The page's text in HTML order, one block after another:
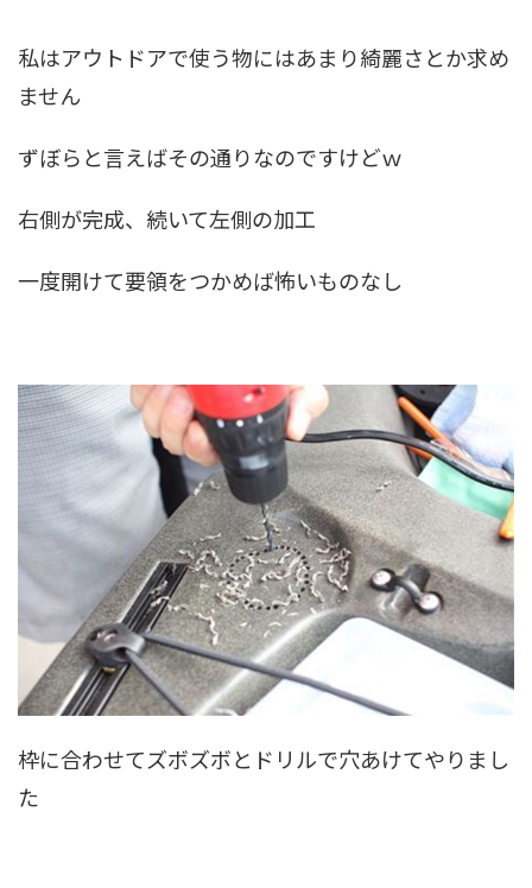
私はアウトドアで使う物にはあまり綺麗さとか求め
ません
ずぼらと言えばその通りなのですけどｗ
右側が完成、続いて左側の加工
一度開けて要領をつかめば怖いものなし
枠に合わせてズボズボとドリルで穴あけてやりまし
た